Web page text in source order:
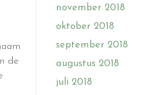
de
november 2018
oktober 2018
september 2018
augustus 2018
juli 2018